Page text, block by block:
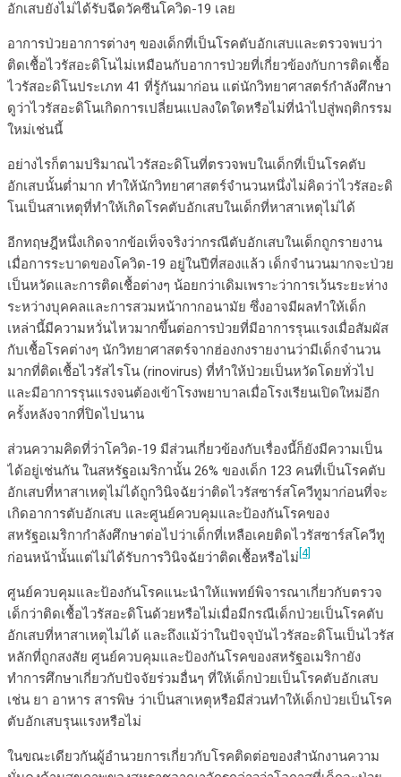
อักเสบยังไม่ได้รับฉีดวัคซีนโควิด-19 เลย
อาการป่วยอาการต่างๆ ของเด็กที่เป็นโรคตับอักเสบและตรวจพบว่า
ติดเชื้อไวรัสอะดิโนไม่เหมือนกับอาการป่วยที่เกี่ยวข้องกับการติดเชื้อ
ไวรัสอะดิโนประเภท 41 ที่รู้กันมาก่อน แต่นักวิทยาศาสตร์กำลังศึกษา
ดูว่าไวรัสอะดิโนเกิดการเปลี่ยนแปลงใดใดหรือไม่ที่นำไปสู่พฤติกรรม
ใหม่เช่นนี้
อย่างไรก็ตามปริมาณไวรัสอะดิโนที่ตรวจพบในเด็กที่เป็นโรคตับ
อักเสบนั้นต่ำมาก ทำให้นักวิทยาศาสตร์จำนวนหนึ่งไม่คิดว่าไวรัสอะดิ
โนเป็นสาเหตุที่ทำให้เกิดโรคตับอักเสบในเด็กที่หาสาเหตุไม่ได้
อีกทฤษฎีหนึ่งเกิดจากข้อเท็จจริงว่ากรณีตับอักเสบในเด็กถูกรายงาน
เมื่อการระบาดของโควิด-19 อยู่ในปีที่สองแล้ว เด็กจำนวนมากจะป่วย
เป็นหวัดและการติดเชื้อต่างๆ น้อยกว่าเดิมเพราะว่าการเว้นระยะห่าง
ระหว่างบุคคลและการสวมหน้ากากอนามัย ซึ่งอาจมีผลทำให้เด็ก
เหล่านี้มีความหวั่นไหวมากขึ้นต่อการป่วยที่มีอาการรุนแรงเมื่อสัมผัส
กับเชื้อโรคต่างๆ นักวิทยาศาสตร์จากฮ่องกงรายงานว่ามีเด็กจำนวน
มากที่ติดเชื้อไวรัสไรโน (rinovirus) ที่ทำให้ป่วยเป็นหวัดโดยทั่วไป
และมีอาการรุนแรงจนต้องเข้าโรงพยาบาลเมื่อโรงเรียนเปิดใหม่อีก
ครั้งหลังจากที่ปิดไปนาน
ส่วนความคิดที่ว่าโควิด-19 มีส่วนเกี่ยวข้องกับเรื่องนี้ก็ยังมีความเป็น
ได้อยู่เช่นกัน ในสหรัฐอเมริกานั้น 26% ของเด็ก 123 คนที่เป็นโรคตับ
อักเสบที่หาสาเหตุไม่ได้ถูกวินิจฉัยว่าติดไวรัสซาร์สโควีทูมาก่อนที่จะ
เกิดอาการตับอักเสบ และศูนย์ควบคุมและป้องกันโรคของ
สหรัฐอเมริกากำลังศึกษาต่อไปว่าเด็กที่เหลือเคยติดไวรัสซาร์สโควีทู
ก่อนหน้านั้นแต่ไม่ได้รับการวินิจฉัยว่าติดเชื้อหรือไม่ [4]
ศูนย์ควบคุมและป้องกันโรคแนะนำให้แพทย์พิจารณาเกี่ยวกับตรวจ
เด็กว่าติดเชื้อไวรัสอะดิโนด้วยหรือไม่เมื่อมีกรณีเด็กป่วยเป็นโรคตับ
อักเสบที่หาสาเหตุไม่ได้ และถึงแม้ว่าในปัจจุบันไวรัสอะดิโนเป็นไวรัส
หลักที่ถูกสงสัย ศูนย์ควบคุมและป้องกันโรคของสหรัฐอเมริกายัง
ทำการศึกษาเกี่ยวกับปัจจัยร่วมอื่นๆ ที่ให้เด็กป่วยเป็นโรคตับอักเสบ
เช่น ยา อาหาร สารพิษ ว่าเป็นสาเหตุหรือมีส่วนทำให้เด็กป่วยเป็นโรค
ตับอักเสบรุนแรงหรือไม่
ในขณะเดียวกันผู้อำนวยการเกี่ยวกับโรคติดต่อของสำนักงานความ